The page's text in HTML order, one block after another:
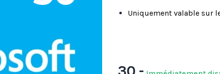
Uniquement valable sur